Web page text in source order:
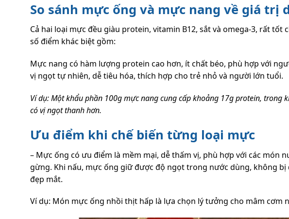
So sánh mực ống và mực nang về giá trị
Cả hai loại mực đều giàu protein, vitamin B12, sắt và omega-3, rất
số điểm khác biệt gồm:
Mực nang có hàm lượng protein cao hơn, ít chất béo, phù hợp với
vị ngọt tự nhiên, dễ tiêu hóa, thích hợp cho trẻ nhỏ và người lớn tuổi.
Ví dụ: Một khẩu phần 100g mực nang cung cấp khoảng 17g protein,
có vị ngọt thanh hơn.
Ưu điểm khi chế biến từng loại mực
– Mực ống có ưu điểm là mềm mại, dễ thấm vị, phù hợp với các món
gừng. Khi nấu, mực ống giữ được độ ngọt trong nước dùng, không
đẹp mắt.
Ví dụ: Món mực ống nhồi thịt hấp là lựa chọn lý tưởng cho mâm cơm